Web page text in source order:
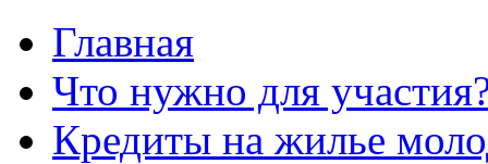
Главная
Что нужно для
Кредиты на жилье